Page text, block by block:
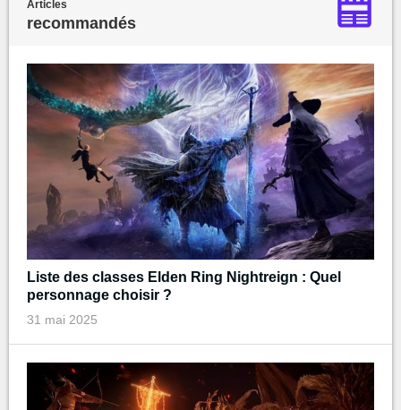
Articles
recommandés
Liste des classes Elden Ring Nightreign : Quel
personnage choisir ?
31 mai 2025